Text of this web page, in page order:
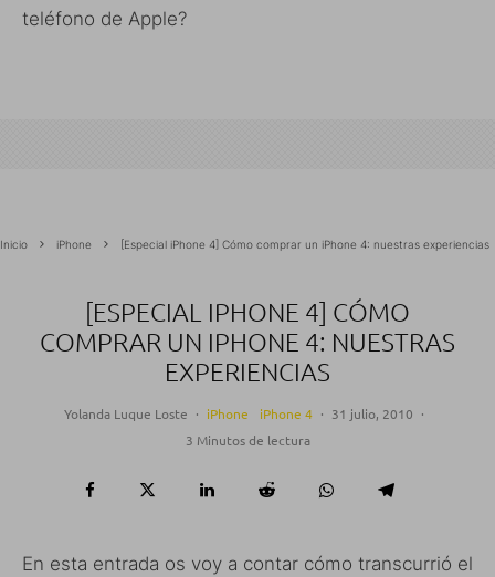
teléfono de Apple?
Inicio iPhone [Especial iPhone 4] Cómo comprar un iPhone 4: nuestras experiencias
[ESPECIAL IPHONE 4] CÓMO
COMPRAR UN IPHONE 4: NUESTRAS
EXPERIENCIAS
Yolanda Luque Loste · iPhone iPhone 4 · 31 julio, 2010 ·
3 Minutos de lectura
En esta entrada os voy a contar cómo transcurrió el